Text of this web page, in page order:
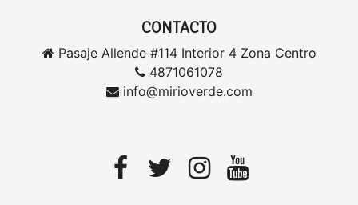
CONTACTO
Pasaje Allende #114 Interior 4 Zona Centro
4871061078
info@mirioverde.com